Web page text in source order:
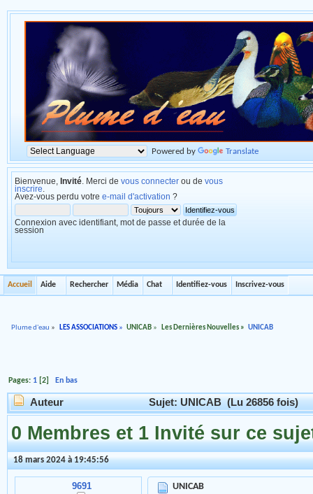
Powered by Translate
Bienvenue, Invité . Merci de vous connecter ou de vous
inscrire
Avez-vous perdu votre e-mail d'activation ?
Connexion avec identifiant, mot de passe et durée de la
session
Accueil Aide Rechercher Média Chat Identifiez-vous Inscrivez-vous
Plume d'eau » LES ASSOCIATIONS» UNICAB » Les Dernières Nouvelles» UNICAB
Pages: 1 [2]En bas
Auteur Sujet: UNICAB (Lu 26856 fois)
0 Membres et 1 Invité sur ce
18 mars 2024 à 19:45:56
9691 UNICAB